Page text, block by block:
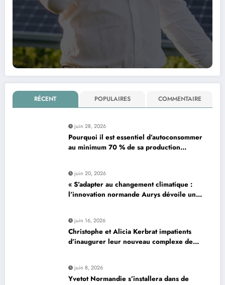
RÉCENT POPULAIRES COMMENTAIRE
juin 28, 2026
Pourquoi il est essentiel d’autoconsommer
au minimum 70 % de sa production
juin 20, 2026
« S’adapter au changement climatique :
l’innovation normande Aurys dévoile un
juin 16, 2026
Christophe et Alicia Kerbrat impatients
d’inaugurer leur nouveau complexe de
juin 8, 2026
Yvetot Normandie s’installera dans de